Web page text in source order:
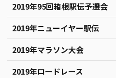
2019年95回箱根駅伝予選会
2019年ニューイヤー駅伝
2019年マラソン大会
2019年ロードレース